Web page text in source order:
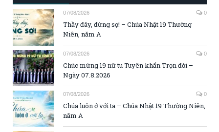
07/08/2026 0
Thầy đây, đừng sợ! – Chúa Nhật 19 Thường
Niên, năm A
07/08/2026 0
Chúc mừng 19 nữ tu Tuyên khấn Trọn đời –
Ngày 07.8.2026
07/08/2026 0
Chúa luôn ở với ta – Chúa Nhật 19 Thường Niên,
năm A